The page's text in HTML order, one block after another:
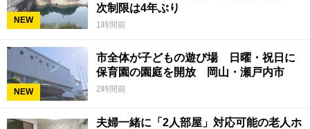
NEW
次制限は4年ぶり
1時間前
NEW
市全体が子どもの遊び場 日曜・祝日に
保育園の園庭を開放 岡山・瀬戸内市
2時間前
夫婦一緒に「2人部屋」対応可能の老人ホ